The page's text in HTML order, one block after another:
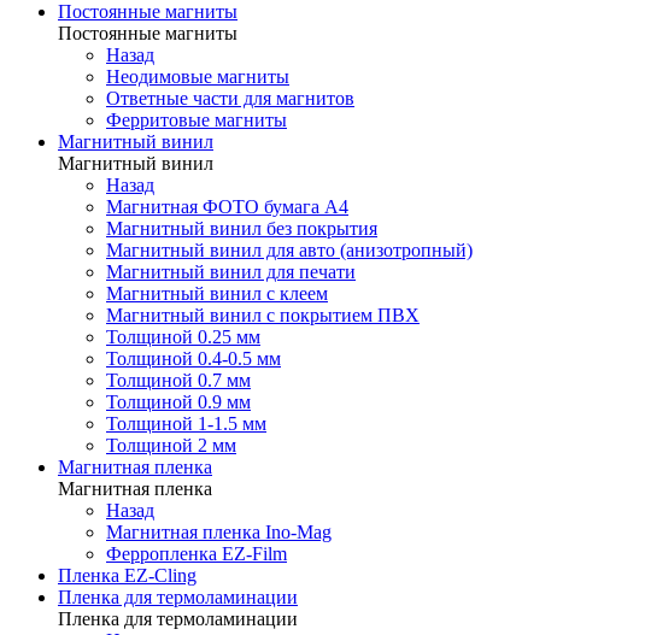
Постоянные магниты
Постоянные магниты
Назад
Неодимовые магниты
Ответные части для магнитов
Ферритовые магниты
Магнитный винил
Магнитный винил
Назад
Магнитная ФОТО бумага А4
Магнитный винил без покрытия
Магнитный винил для авто (анизотропный)
Магнитный винил для печати
Магнитный винил с клеем
Магнитный винил с покрытием ПВХ
Толщиной 0.25 мм
Толщиной 0.4-0.5 мм
Толщиной 0.7 мм
Толщиной 0.9 мм
Толщиной 1-1.5 мм
Толщиной 2 мм
Магнитная пленка
Магнитная пленка
Назад
Магнитная пленка Ino-Mag
Ферропленка EZ-Film
Пленка EZ-Cling
Пленка для термоламинации
Пленка для термоламинации